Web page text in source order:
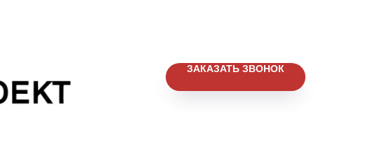
ЗАКАЗАТЬ ЗВОНОК